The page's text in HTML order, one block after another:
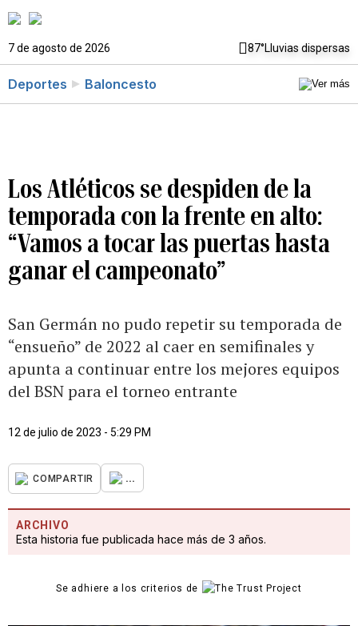
7 de agosto de 2026 87°Lluvias dispersas
Deportes Baloncesto
Los Atléticos se despiden de la
temporada con la frente en alto:
“Vamos a tocar las puertas hasta
ganar el campeonato”
San Germán no pudo repetir su temporada de
“ensueño” de 2022 al caer en semifinales y
apunta a continuar entre los mejores equipos
del BSN para el torneo entrante
12 de julio de 2023 - 5:29 PM
COMPARTIR ...
ARCHIVO
Esta historia fue publicada hace más de 3 años.
Se adhiere a los criterios de